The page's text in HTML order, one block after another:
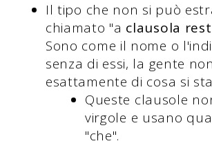
Il tipo che non si può
chiamato "a clausola
Sono come il nome o
senza di essi, la gente
esattamente di cosa si
Queste clausole
virgole e usano
"che".